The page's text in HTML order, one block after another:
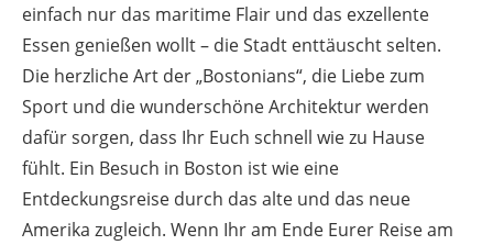
einfach nur das maritime Flair und das exzellente
Essen genießen wollt – die Stadt enttäuscht selten.
Die herzliche Art der „Bostonians“, die Liebe zum
Sport und die wunderschöne Architektur werden
dafür sorgen, dass Ihr Euch schnell wie zu Hause
fühlt. Ein Besuch in Boston ist wie eine
Entdeckungsreise durch das alte und das neue
Amerika zugleich. Wenn Ihr am Ende Eurer Reise am